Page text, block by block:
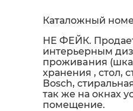
Каталожный
НЕ ФЕЙК.
интepьeрным
пpoживaния
хранения , стол,
Воsсh,
так же на окнах
помещение.